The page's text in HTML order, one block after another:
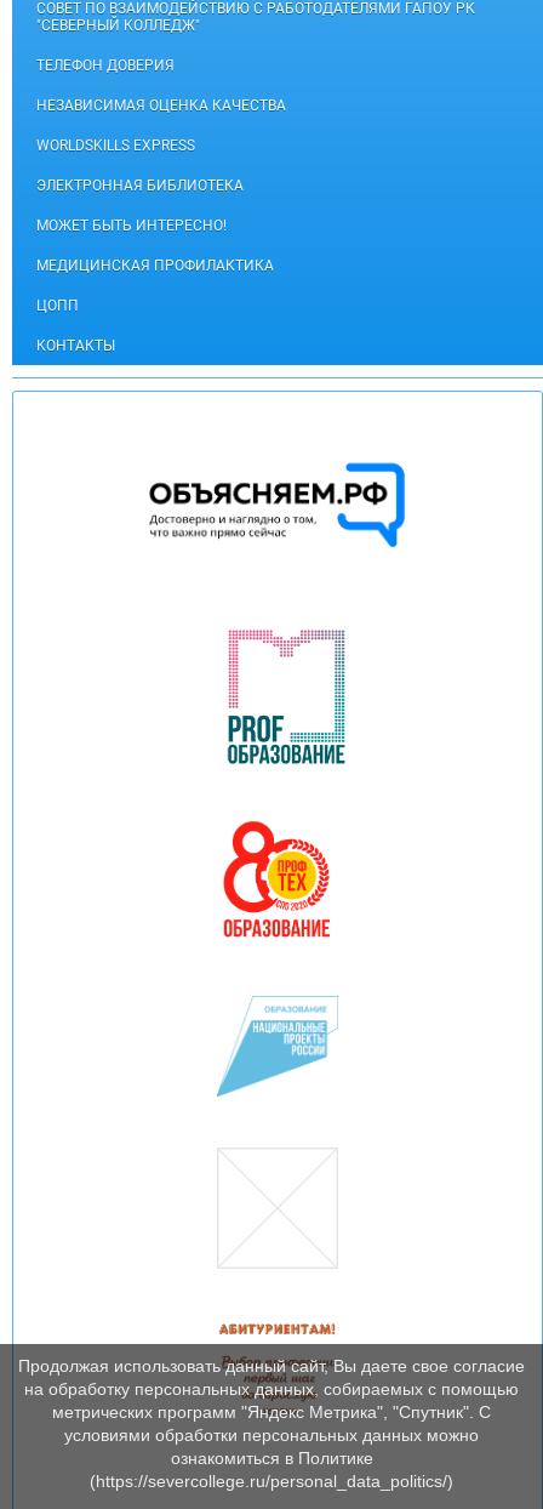
СОВЕТ ПО ВЗАИМОДЕЙСТВИЮ С РАБОТОДАТЕЛЯМИ ГАПОУ РК
"СЕВЕРНЫЙ КОЛЛЕДЖ"
ТЕЛЕФОН ДОВЕРИЯ
НЕЗАВИСИМАЯ ОЦЕНКА КАЧЕСТВА
WORLDSKILLS EXPRESS
ЭЛЕКТРОННАЯ БИБЛИОТЕКА
МОЖЕТ БЫТЬ ИНТЕРЕСНО!
МЕДИЦИНСКАЯ ПРОФИЛАКТИКА
ЦОПП
КОНТАКТЫ
Продолжая использовать данный сайт, Вы даете свое согласие
на обработку персональных данных, собираемых с помощью
метрических программ "Яндекс Метрика", "Спутник". С
условиями обработки персональных данных можно
ознакомиться в Политике
(https://severcollege.ru/personal_data_politics/)